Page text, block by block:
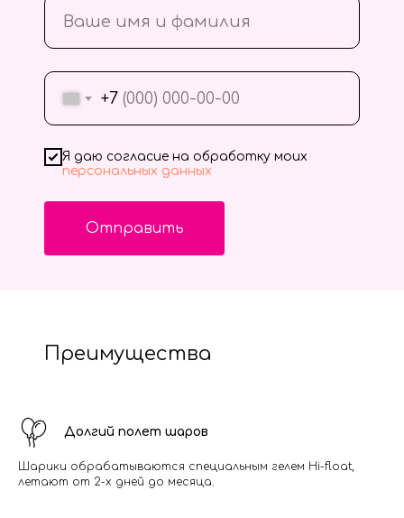
+7
Я даю согласие на обработку моих
персональных данных
Отправить
Преимущества
Долгий полет шаров
Шарики обрабатываются специальным гелем Hi-float,
летают от 2-х дней до месяца.